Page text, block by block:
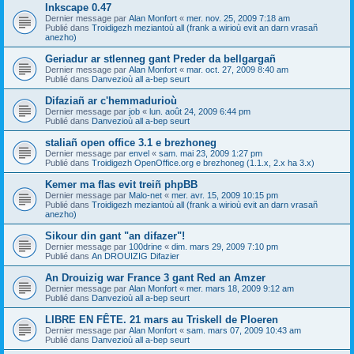
Inkscape 0.47
Dernier message par Alan Monfort « mer. nov. 25, 2009 7:18 am
Publié dans Troidigezh meziantoù all (frank a wirioù evit an darn vrasañ
anezho)
Geriadur ar stlenneg gant Preder da bellgargañ
Dernier message par Alan Monfort « mar. oct. 27, 2009 8:40 am
Publié dans Danvezioù all a-bep seurt
Difaziañ ar c'hemmadurioù
Dernier message par job « lun. août 24, 2009 6:44 pm
Publié dans Danvezioù all a-bep seurt
staliañ open office 3.1 e brezhoneg
Dernier message par envel « sam. mai 23, 2009 1:27 pm
Publié dans Troidigezh OpenOffice.org e brezhoneg (1.1.x, 2.x ha 3.x)
Kemer ma flas evit treiñ phpBB
Dernier message par Malo-net « mer. avr. 15, 2009 10:15 pm
Publié dans Troidigezh meziantoù all (frank a wirioù evit an darn vrasañ
anezho)
Sikour din gant "an difazer"!
Dernier message par 100drine « dim. mars 29, 2009 7:10 pm
Publié dans An DROUIZIG Difazier
An Drouizig war France 3 gant Red an Amzer
Dernier message par Alan Monfort « mer. mars 18, 2009 9:12 am
Publié dans Danvezioù all a-bep seurt
LIBRE EN FÊTE. 21 mars au Triskell de Ploeren
Dernier message par Alan Monfort « sam. mars 07, 2009 10:43 am
Publié dans Danvezioù all a-bep seurt